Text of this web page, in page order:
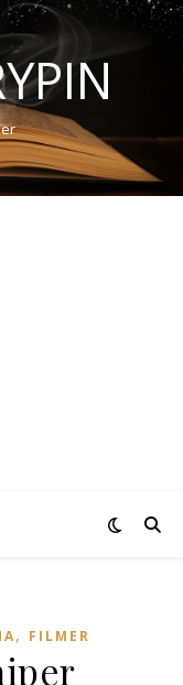
, FILMER